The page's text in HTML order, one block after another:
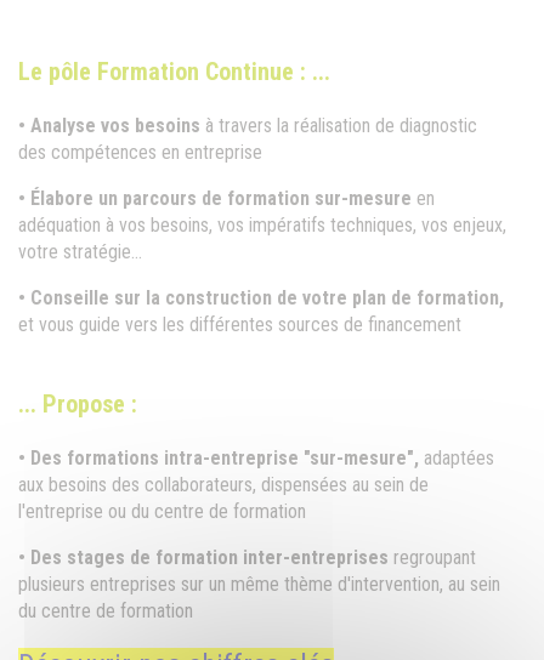
Le pôle Formation Continue : ...
• Analyse vos besoins à travers la réalisation de diagnostic
des compétences en entreprise
• Élabore un parcours de formation sur-mesure en
adéquation à vos besoins, vos impératifs techniques, vos enjeux,
votre stratégie...
• Conseille sur la construction de votre plan de formation,
et vous guide vers les différentes sources de financement
... Propose :
• Des formations intra-entreprise "sur-mesure", adaptées
aux besoins des collaborateurs, dispensées au sein de
l'entreprise ou du centre de formation
• Des stages de formation inter-entreprises regroupant
plusieurs entreprises sur un même thème d'intervention, au sein
du centre de formation